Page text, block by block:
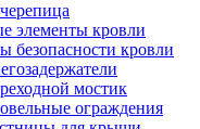
элементы кровли
безопасности кровли
мостик
ограждения